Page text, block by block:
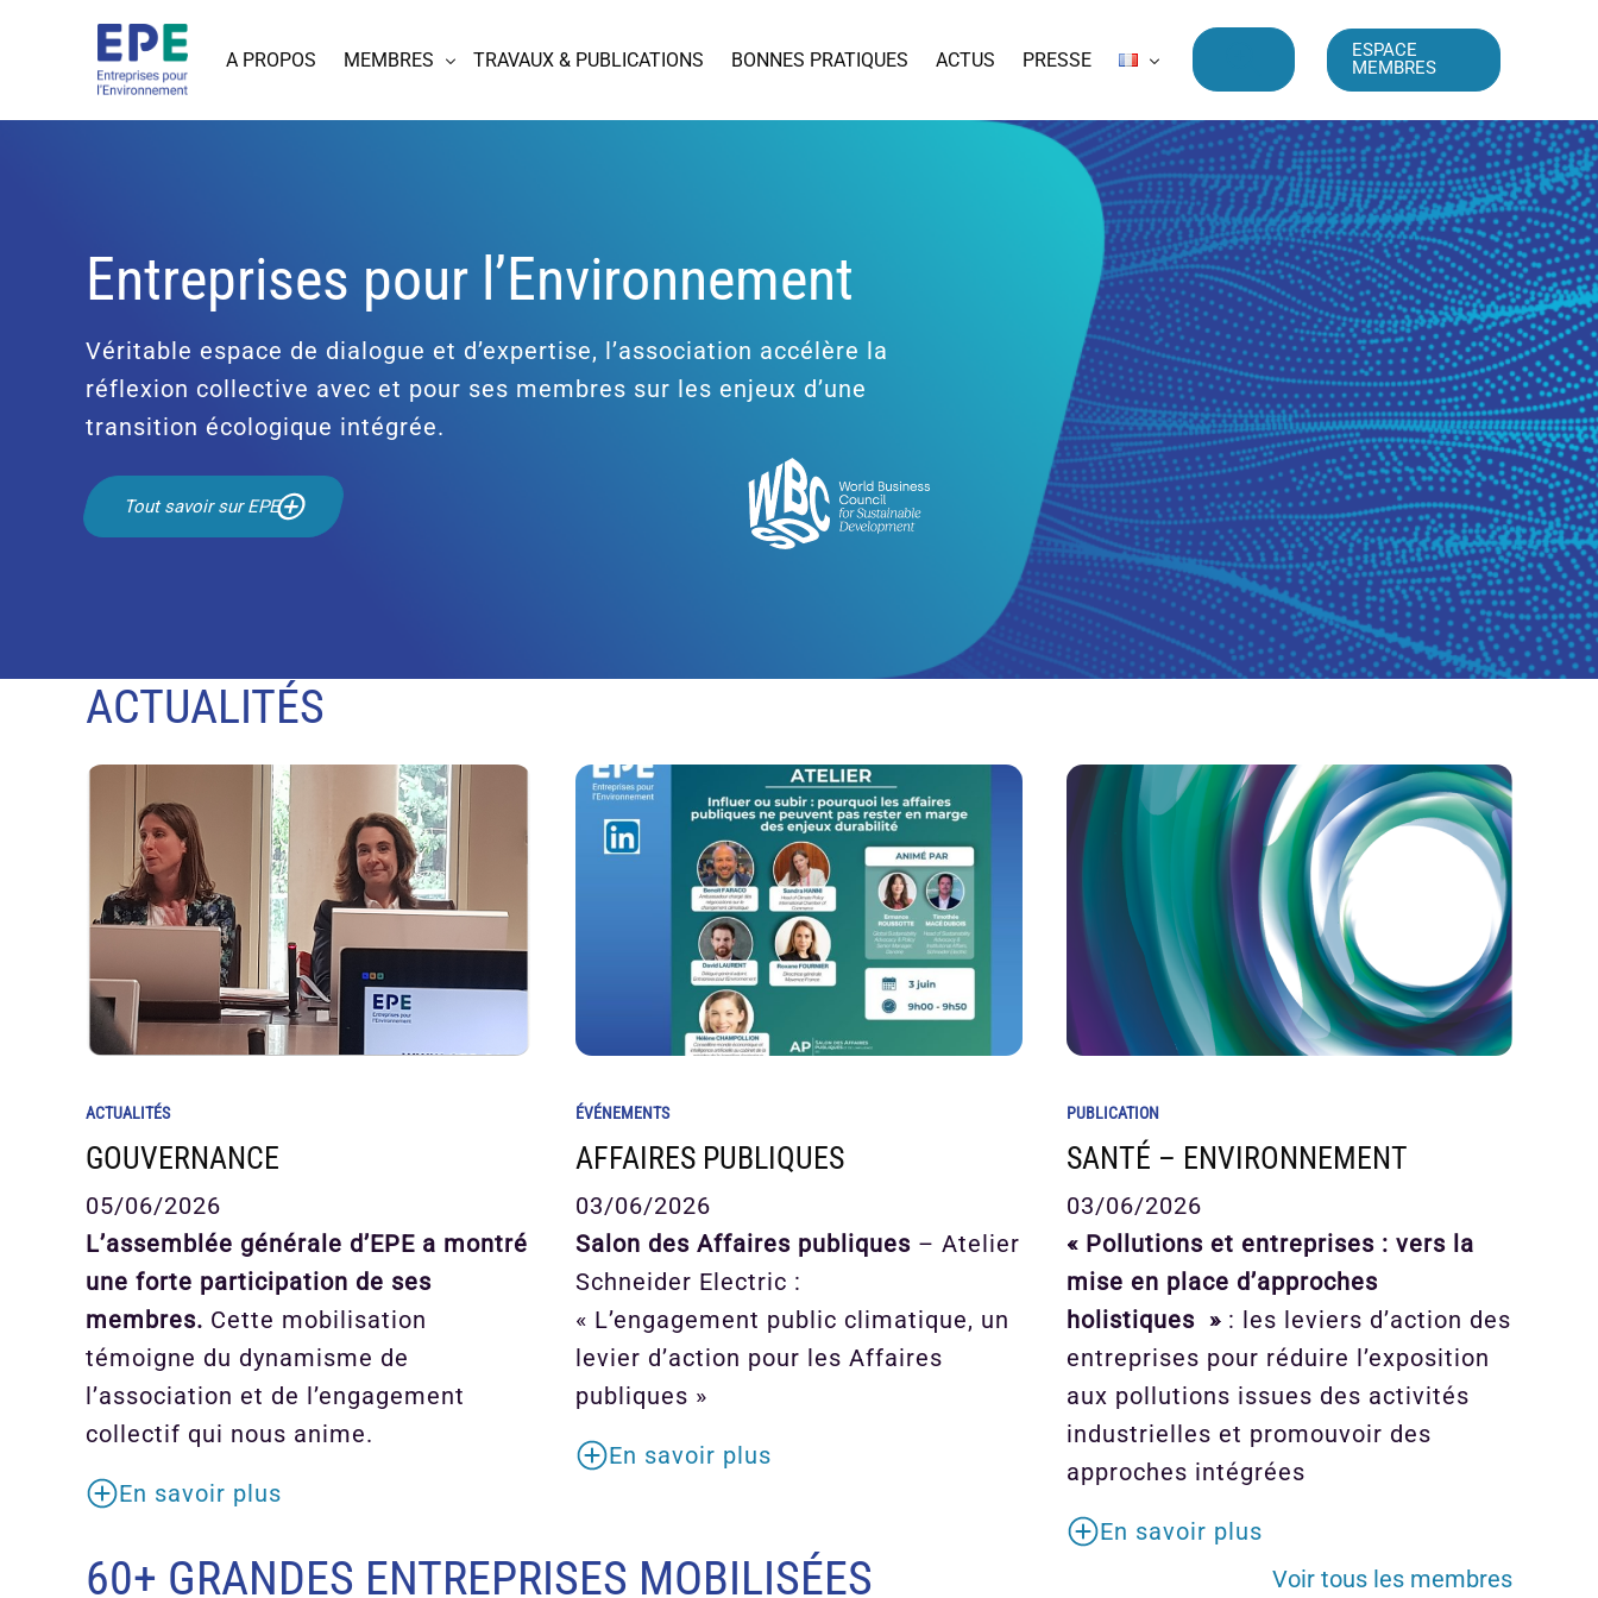
A PROPOS MEMBRES TRAVAUX & PUBLICATIONS BONNES PRATIQUES ACTUS PRESSE
ESPACE
MEMBRES
Entreprises pour l’Environnement
Véritable espace de dialogue et d’expertise, l’association accélère la
réflexion collective avec et pour ses membres sur les enjeux d’une
transition écologique intégrée.
Tout savoir sur EPE
ACTUALITÉS
ACTUALITÉS
GOUVERNANCE
05/06/2026
L’assemblée générale d’EPE a montré
une forte participation de ses
membres. Cette mobilisation
témoigne du dynamisme de
l’association et de l’engagement
collectif qui nous anime.
En savoir plus
ÉVÉNEMENTS
AFFAIRES PUBLIQUES
03/06/2026
Salon des Affaires publiques – Atelier
Schneider Electric :
« L’engagement public climatique, un
levier d’action pour les Affaires
publiques »
En savoir plus
PUBLICATION
SANTÉ – ENVIRONNEMENT
03/06/2026
« Pollutions et entreprises : vers la
mise en place d’approches
holistiques »: les leviers d’action des
entreprises pour réduire l’exposition
aux pollutions issues des activités
industrielles et promouvoir des
approches intégrées
En savoir plus
60+ GRANDES ENTREPRISES MOBILISÉES Voir tous les membres